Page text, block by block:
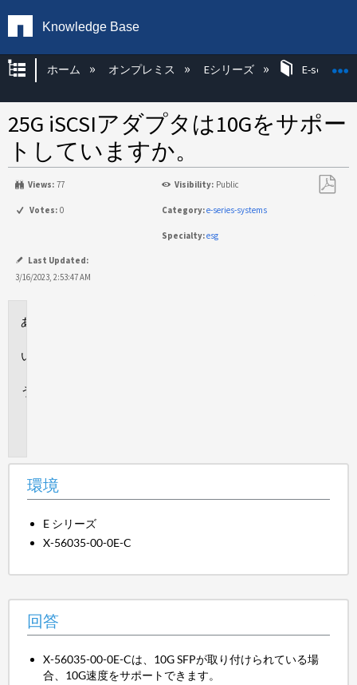
Knowledge Base
グローバル階層を展開/折りたたむ
ホーム オンプレミス Eシリーズ E-series
25G iSCSIアダプタは10Gをサポー
トしていますか。
Views: 77 Visibility: Public
Votes: 0 Category:e-series-systems
Specialty:esg
Last Updated:
3/16/2023, 2:53:47 AM
環境
E シリーズ
X-56035-00-0E-C
回答
X-56035-00-0E-Cは、10G SFPが取り付けられている場
合、10G速度をサポートできます。